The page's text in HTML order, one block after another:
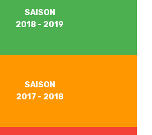
SAISON
2018 - 2019
SAISON
2017 - 2018